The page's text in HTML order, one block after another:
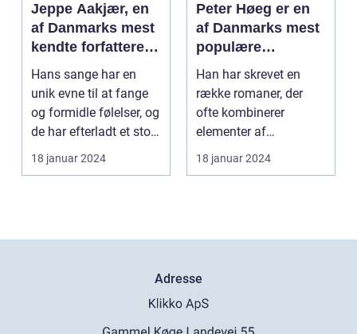
Jeppe Aakjær, en
af Danmarks mest
kendte forfattere
og digtere, er også
kendt for sine
smukke sange
Hans sange har en
unik evne til at fange
og formidle følelser, og
de har efterladt et stort
aftryk i...
18 januar 2024
Peter Høeg er en
af Danmarks mest
populære
forfattere, kendt
for sine
spændende og
tankevækkende
Han har skrevet en
række romaner, der
ofte kombinerer
elementer af
spænding, filosofi og
det overnat...
18 januar 2024
Adresse